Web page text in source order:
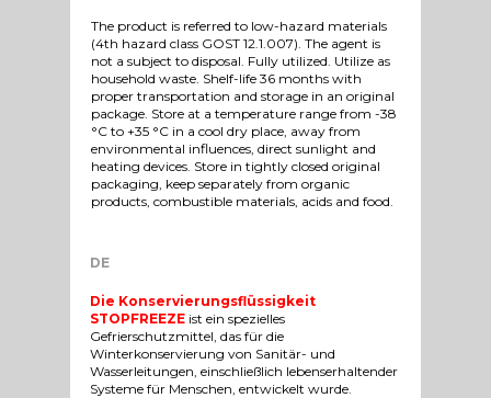
The product is referred to low-hazard materials
(4th hazard class GOST 12.1.007). The agent is
not a subject to disposal. Fully utilized. Utilize as
household waste. Shelf-life 36 months with
proper transportation and storage in an original
package. Store at a temperature range from -38
°C to +35 °C in a cool dry place, away from
environmental influences, direct sunlight and
heating devices. Store in tightly closed original
packaging, keep separately from organic
products, combustible materials, acids and food.
Die Konservierungsflüssigkeit
STOPFREEZE ist ein spezielles
Gefrierschutzmittel, das für die
Winterkonservierung von Sanitär- und
Wasserleitungen, einschließlich lebenserhaltender
Systeme für Menschen, entwickelt wurde.
DE